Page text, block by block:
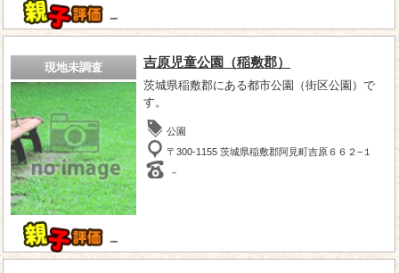
－
現地未調査
－
吉原児童公園（稲敷郡）
茨城県稲敷郡にある都市公園（街区公園）で
す。
公園
〒300-1155 茨城県稲敷郡阿見町吉原６６２−１
－